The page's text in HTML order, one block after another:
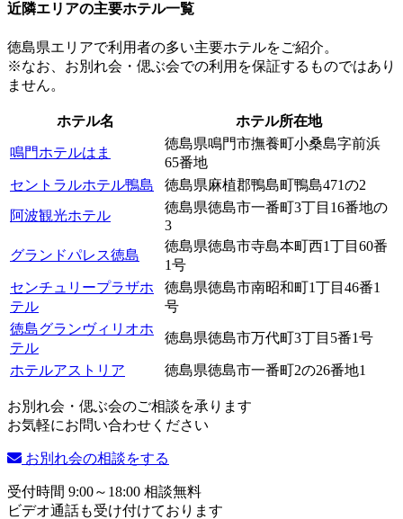
近隣エリアの主要ホテル一覧
徳島県エリアで利用者の多い主要ホテルをご紹介。
※なお、お別れ会・偲ぶ会での利用を保証するものではあり
ません。
ホテル名 ホテル所在地
鳴門ホテルはま
徳島県鳴門市撫養町小桑島字前浜
65番地
セントラルホテル鴨島
徳島県麻植郡鴨島町鴨島471の2
阿波観光ホテル
徳島県徳島市一番町3丁目16番地の
3
グランドパレス徳島
徳島県徳島市寺島本町西1丁目60番
1号
センチュリープラザホ
テル
徳島県徳島市南昭和町1丁目46番1
号
徳島グランヴィリオホ
テル
徳島県徳島市万代町3丁目5番1号
ホテルアストリア 徳島県徳島市一番町2の26番地1
お別れ会・偲ぶ会のご相談を承ります
お気軽にお問い合わせください
お別れ会の相談をする
受付時間 9:00～18:00 相談無料
ビデオ通話も受け付けております